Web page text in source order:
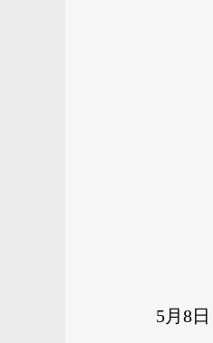
5月8